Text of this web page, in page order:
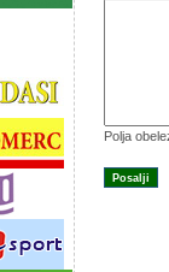
Polja